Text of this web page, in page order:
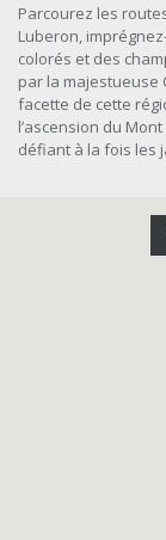
Parcourez les
Luberon,
colorés et des
par la majestueuse
facette de cette
l’ascension du
défiant à la fois les